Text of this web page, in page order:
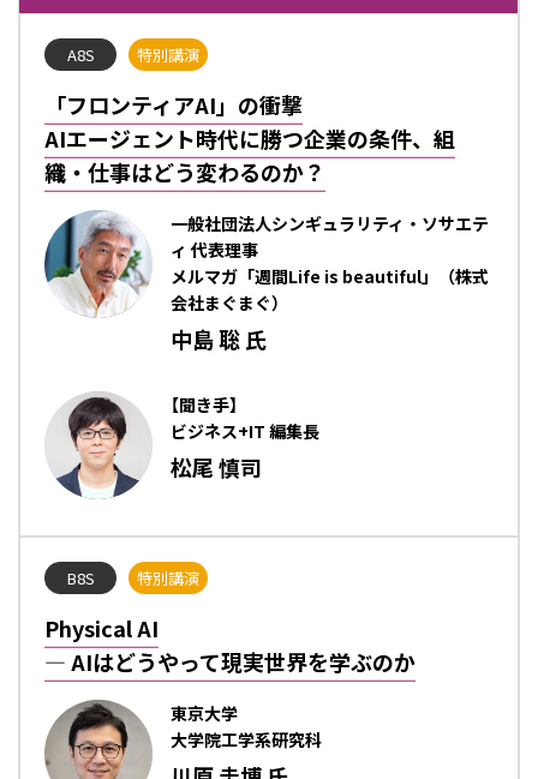
A8S 特別講演
「フロンティアAI」の衝撃
AIエージェント時代に勝つ企業の条件、組
織・仕事はどう変わるのか？
一般社団法人シンギュラリティ・ソサエテ
ィ 代表理事
メルマガ「週間Life is beautiful」（株式
会社まぐまぐ）
中島 聡 氏
【聞き手】
ビジネス+IT 編集長
松尾 慎司
B8S 特別講演
Physical AI
― AIはどうやって現実世界を学ぶのか
東京大学
大学院工学系研究科